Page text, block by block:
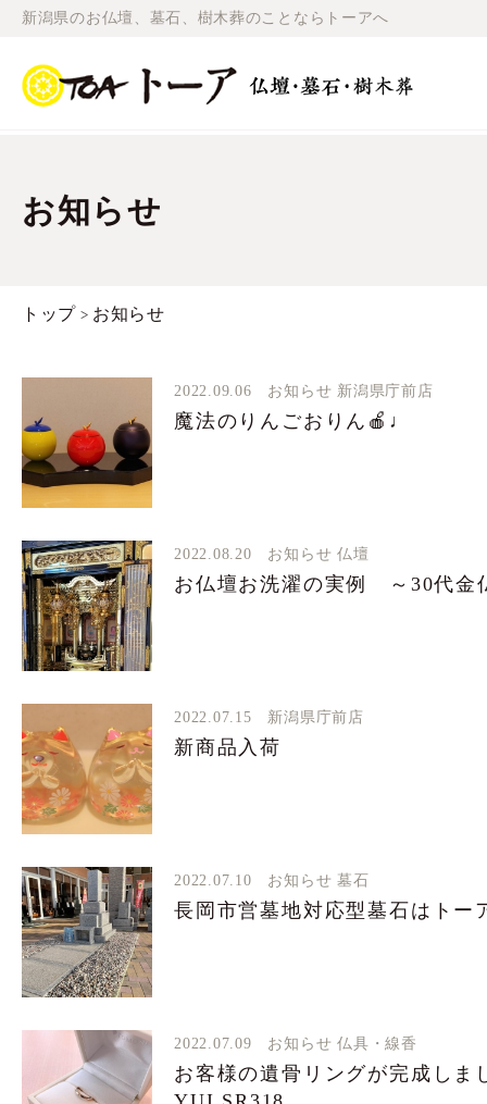
新潟県のお仏壇、墓石、樹木葬のことならトーアへ
お知らせ
トップ > お知らせ
2022.09.06 お知らせ 新潟県庁前店
魔法のりんごおりん🍎♩
2022.08.20 お知らせ 仏壇
お仏壇お洗濯の実例 ～30代金
2022.07.15 新潟県庁前店
新商品入荷
2022.07.10 お知らせ 墓石
長岡市営墓地対応型墓石はトー
2022.07.09 お知らせ 仏具・線香
お客様の遺骨リングが完成し